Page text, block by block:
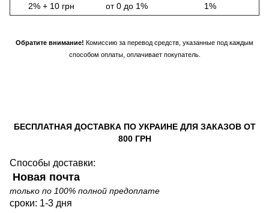
2% + 10 грн от 0 до 1% 1%
Обратите внимание! Комиссию за перевод средств, указанные под каждым
способом оплаты, оплачивает покупатель.
БЕСПЛАТНАЯ ДОСТАВКА ПО УКРАИНЕ ДЛЯ ЗАКАЗОВ ОТ
800 ГРН
Способы доставки:
Новая почта
только по 100% полной предоплате
сроки: 1-3 дня